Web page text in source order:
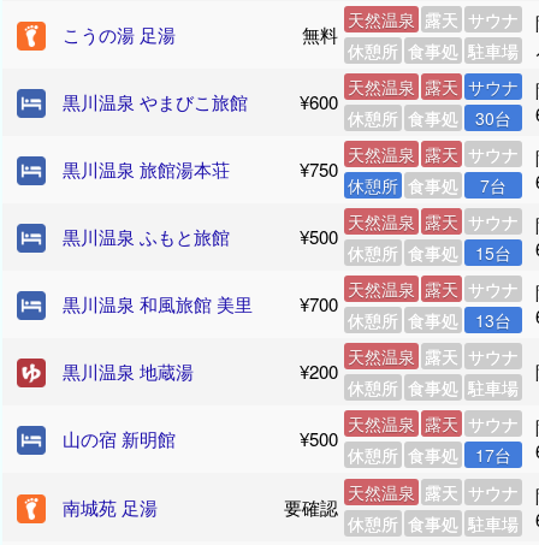
こうの湯 足湯 無料
天然温泉 露天 サウナ
休憩所 食事処 駐車場
黒川温泉 やまびこ旅館 ¥600
天然温泉 露天 サウナ
休憩所 食事処 30台
黒川温泉 旅館湯本荘 ¥750
天然温泉 露天 サウナ
休憩所 食事処 7台
黒川温泉 ふもと旅館 ¥500
天然温泉 露天 サウナ
休憩所 食事処 15台
黒川温泉 和風旅館 美里 ¥700
天然温泉 露天 サウナ
休憩所 食事処 13台
黒川温泉 地蔵湯 ¥200
天然温泉 露天 サウナ
休憩所 食事処 駐車場
山の宿 新明館 ¥500
天然温泉 露天 サウナ
休憩所 食事処 17台
南城苑 足湯 要確認
天然温泉 露天 サウナ
休憩所 食事処 駐車場